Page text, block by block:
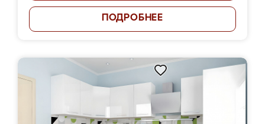
ПОДРОБНЕЕ